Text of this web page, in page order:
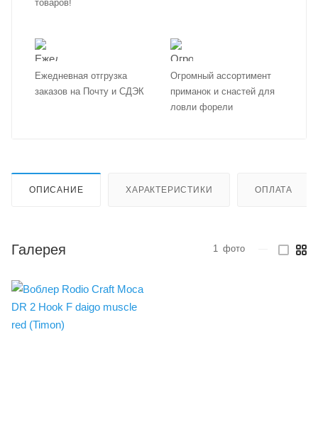
товаров!
Ежедневная отгрузка
заказов на Почту и СДЭК
Огромный ассортимент
приманок и снастей для
ловли форели
ОПИСАНИЕ ХАРАКТЕРИСТИКИ ОПЛАТА
Галерея 1 фото